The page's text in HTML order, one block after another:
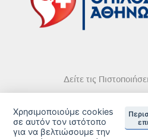
Δείτε τις
Χρησιμοποιούμε cookies
σε αυτόν τον ιστότοπο
για να βελτιώσουμε την